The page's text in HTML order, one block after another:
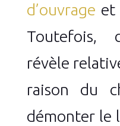
d’ouvrage et
Toutefois,
révèle
raison du
démonter le